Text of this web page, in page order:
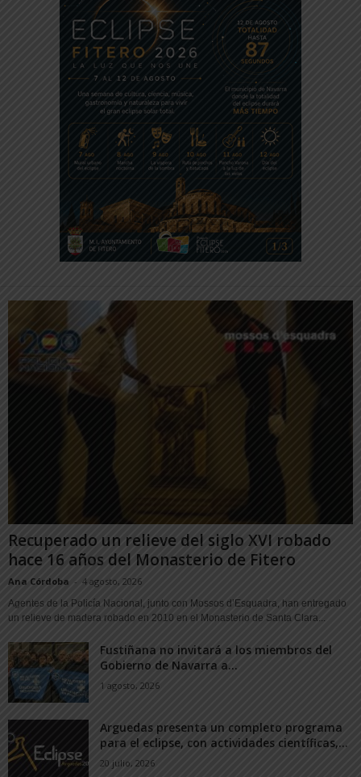
Recuperado un relieve del siglo XVI robado
hace 16 años del Monasterio de Fitero
Ana Córdoba - 4 agosto, 2026
Agentes de la Policía Nacional, junto con Mossos d’Esquadra, han entregado
un relieve de madera robado en 2010 en el Monasterio de Santa Clara...
Fustiñana no invitará a los miembros del
Gobierno de Navarra a...
1 agosto, 2026
Arguedas presenta un completo programa
para el eclipse, con actividades científicas,...
20 julio, 2026